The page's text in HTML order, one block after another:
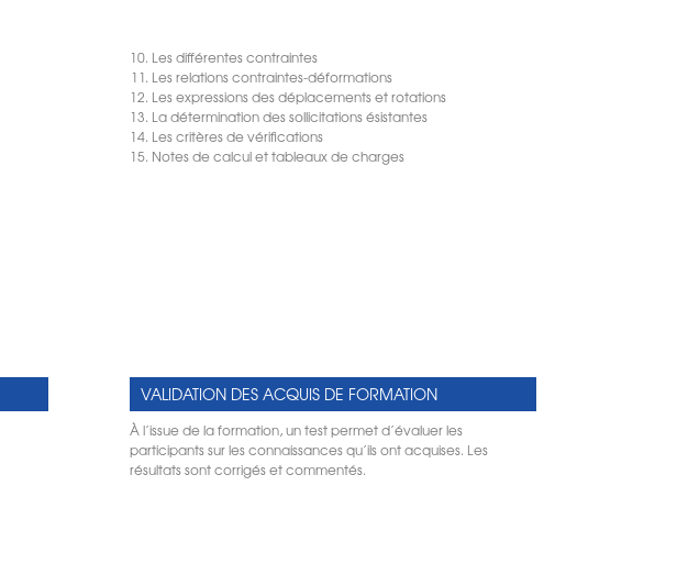
Les différentes contraintes
Les relations contraintes-déformations
Les expressions des déplacements et rotations
La détermination des sollicitations ésistantes
Les critères de vérifications
Notes de calcul et tableaux de charges
VALIDATION DES ACQUIS DE FORMATION
À l’issue de la formation, un test permet d’évaluer les
participants sur les connaissances qu’ils ont acquises. Les
résultats sont corrigés et commentés.